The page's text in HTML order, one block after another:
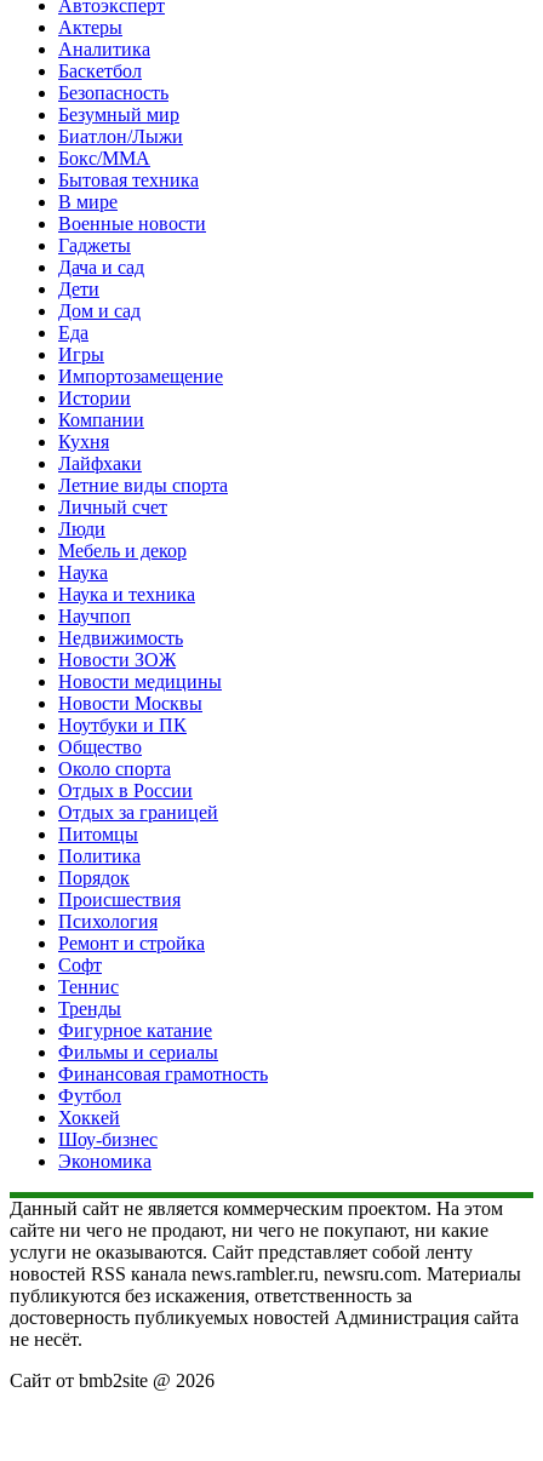
Автоэксперт
Актеры
Аналитика
Баскетбол
Безопасность
Безумный мир
Биатлон/Лыжи
Бокс/MMA
Бытовая техника
В мире
Военные новости
Гаджеты
Дача и сад
Дети
Дом и сад
Еда
Игры
Импортозамещение
Истории
Компании
Кухня
Лайфхаки
Летние виды спорта
Личный счет
Люди
Мебель и декор
Наука
Наука и техника
Научпоп
Недвижимость
Новости ЗОЖ
Новости медицины
Новости Москвы
Ноутбуки и ПК
Общество
Около спорта
Отдых в России
Отдых за границей
Питомцы
Политика
Порядок
Происшествия
Психология
Ремонт и стройка
Софт
Теннис
Тренды
Фигурное катание
Фильмы и сериалы
Финансовая грамотность
Футбол
Хоккей
Шоу-бизнес
Экономика
Данный сайт не является коммерческим проектом. На этом
сайте ни чего не продают, ни чего не покупают, ни какие
услуги не оказываются. Сайт представляет собой ленту
новостей RSS канала news.rambler.ru, newsru.com. Материалы
публикуются без искажения, ответственность за
достоверность публикуемых новостей Администрация сайта
не несёт.
Сайт от bmb2site @ 2026